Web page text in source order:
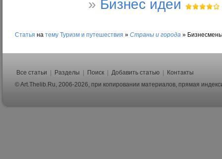
» Бизнес идеи
Статья на тему Туризм и путешествия » Страны и города »
Все статьи Разделы Поиск Добавить статью
Контакты
© Art.Thelib.Ru, 2006-2026, при копировании материалов, прямая